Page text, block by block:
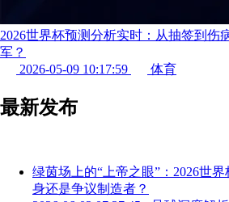
2026世界杯预测分析实时：从抽签到伤
军？
2026-05-09 10:17:59
体育
最新发布
绿茵场上的“上帝之眼”：2026世
身还是争议制造者？